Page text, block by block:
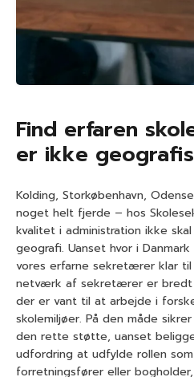
Find erfaren
er ikke
Kolding, Storkøbenhavn,
noget helt fjerde – hos
kvalitet i administration ikke
geografi. Uanset hvor i
vores erfarne sekretærer klar
netværk af sekretærer er bredt
der er vant til at arbejde i
skolemiljøer. På den måde
den rette støtte, uanset
udfordring at udfylde rollen
forretningsfører eller